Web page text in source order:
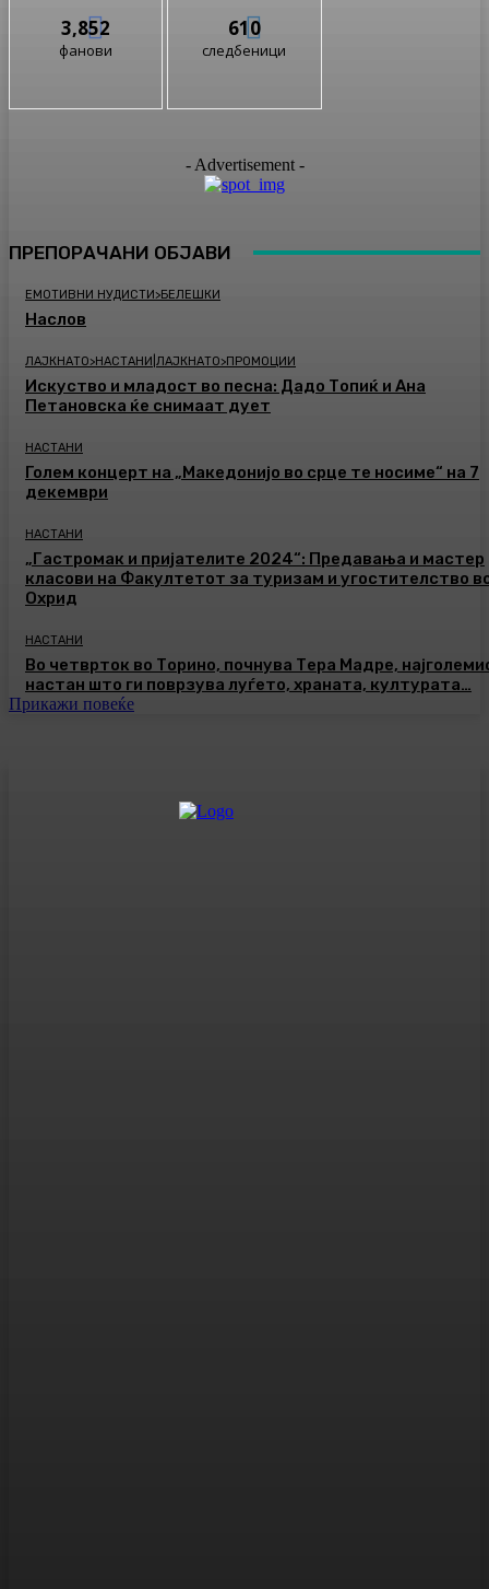
3,852
фанови
610
следбеници
- Advertisement -
ПРЕПОРАЧАНИ ОБЈАВИ
ЕМОТИВНИ НУДИСТИ>БЕЛЕШКИ
Наслов
ЛАЈКНАТО>НАСТАНИ|ЛАЈКНАТО>ПРОМОЦИИ
Искуство и младост во песна: Дадо Топиќ и Ана
Петановска ќе снимаат дует
НАСТАНИ
Голем концерт на „Македонијо во срце те носиме“ на 7
декември
НАСТАНИ
„Гастромак и пријателите 2024“: Предавања и мастер
класови на Факултетот за туризам и угостителство
Охрид
НАСТАНИ
Во четврток во Торино, почнува Тера Мадре,
настан што ги поврзува луѓето, храната, културата…
Прикажи повеќе